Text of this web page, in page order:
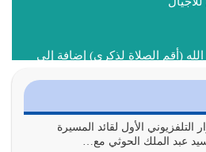
الله (أقم الصلاة لذكري) إضافة إلى
الابتعاد عن كتاب الله والتعدي
التلفزيوني الأول لقائد المسيرة
عبد الملك الحوثي مع…